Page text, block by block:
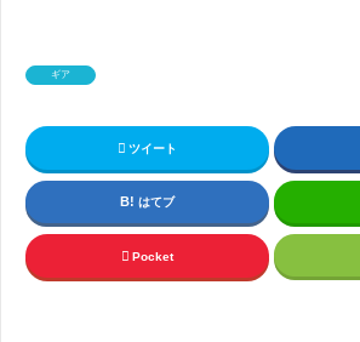
ギア
ツイート
はてブ
Pocket